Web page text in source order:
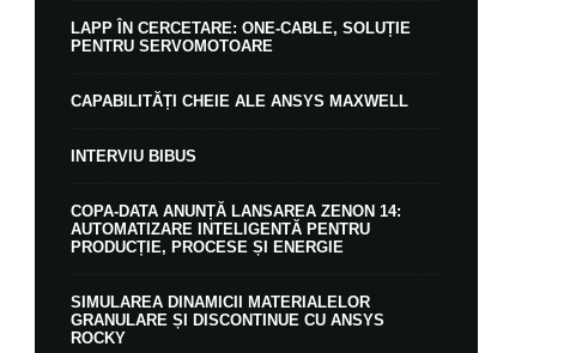
LAPP ÎN CERCETARE: ONE-CABLE, SOLUȚIE
PENTRU SERVOMOTOARE
CAPABILITĂȚI CHEIE ALE ANSYS MAXWELL
INTERVIU BIBUS
COPA-DATA ANUNȚĂ LANSAREA ZENON 14:
AUTOMATIZARE INTELIGENTĂ PENTRU
PRODUCȚIE, PROCESE ȘI ENERGIE
SIMULAREA DINAMICII MATERIALELOR
GRANULARE ȘI DISCONTINUE CU ANSYS
ROCKY